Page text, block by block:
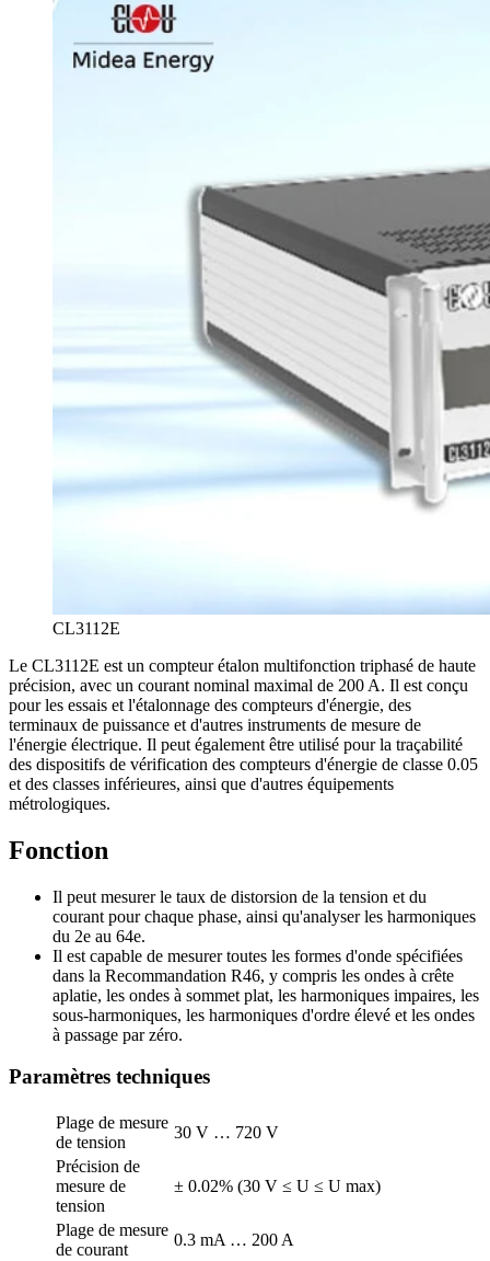
CL3112E
Le CL3112E est un compteur étalon multifonction triphasé de haute
précision, avec un courant nominal maximal de 200 A. Il est conçu
pour les essais et l'étalonnage des compteurs d'énergie, des
terminaux de puissance et d'autres instruments de mesure de
l'énergie électrique. Il peut également être utilisé pour la traçabilité
des dispositifs de vérification des compteurs d'énergie de classe 0.05
et des classes inférieures, ainsi que d'autres équipements
métrologiques.
Fonction
Il peut mesurer le taux de distorsion de la tension et du
courant pour chaque phase, ainsi qu'analyser les harmoniques
du 2e au 64e.
Il est capable de mesurer toutes les formes d'onde spécifiées
dans la Recommandation R46, y compris les ondes à crête
aplatie, les ondes à sommet plat, les harmoniques impaires, les
sous-harmoniques, les harmoniques d'ordre élevé et les ondes
à passage par zéro.
Paramètres techniques
Plage de mesure
de tension
30 V … 720 V
Précision de
mesure de
tension
± 0.02% (30 V ≤ U ≤ U max)
Plage de mesure
de courant
0.3 mA … 200 A